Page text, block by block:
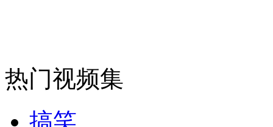
走！跟着总书记去植树
热门视频集
搞笑